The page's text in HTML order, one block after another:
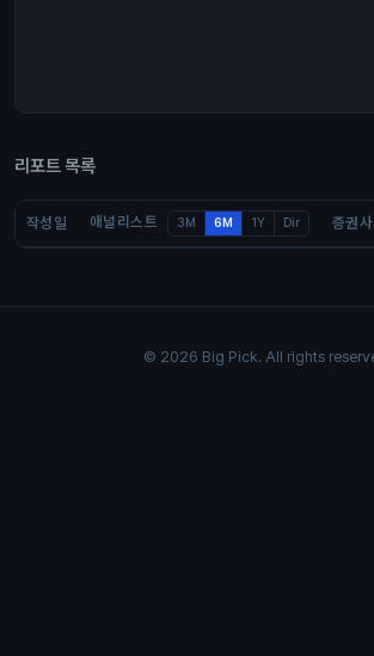
리포트 목록
작성일 애널리스트 3M 6M 1Y Dir 증권사
© 2026 Big Pick. All rights